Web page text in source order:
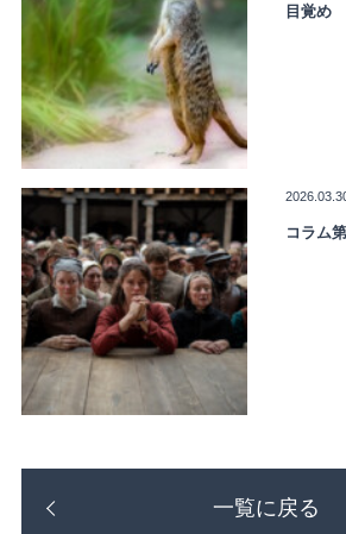
目覚め
コラム
一覧に戻る